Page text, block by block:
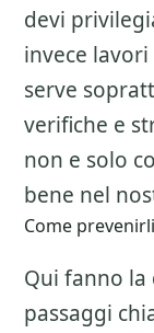
devi
invece
serve
verifiche e
non e solo
bene nel
Come
Qui fanno
passaggi